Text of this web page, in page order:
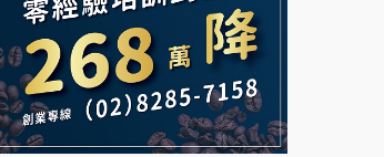
冰封仙果加盟說明會
Ramble Café 漫步藍咖啡加盟
說明會
微風亭鐵板燒加盟說明會
舒油頭加盟說明會
韓金量加盟說明會
義氣豐發雞加盟說明會